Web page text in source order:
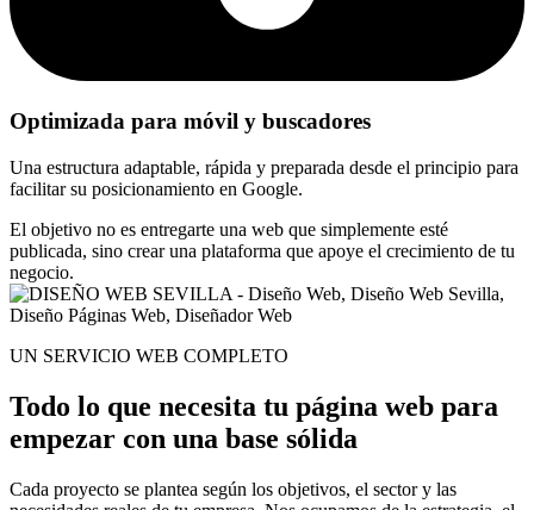
Optimizada para móvil y buscadores
Una estructura adaptable, rápida y preparada desde el principio para
facilitar su posicionamiento en Google.
El objetivo no es entregarte una web que simplemente esté
publicada, sino crear una plataforma que apoye el crecimiento de tu
negocio.
UN SERVICIO WEB COMPLETO
Todo lo que necesita tu página web para
empezar con una base sólida
Cada proyecto se plantea según los objetivos, el sector y las